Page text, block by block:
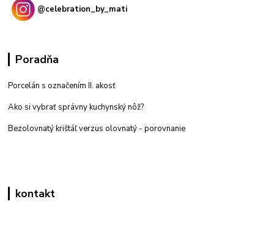
@celebration_by_mati
Poradňa
Porcelán s označením II. akosť
Ako si vybrať správny kuchynský nôž?
Bezolovnatý krištáľ verzus olovnatý - porovnanie
kontakt